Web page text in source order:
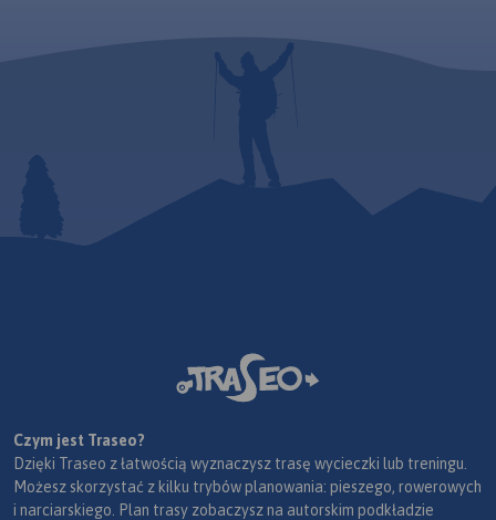
Czym jest Traseo?
Dzięki Traseo z łatwością wyznaczysz trasę wycieczki lub treningu.
Możesz skorzystać z kilku trybów planowania: pieszego, rowerowych
i narciarskiego. Plan trasy zobaczysz na autorskim podkładzie